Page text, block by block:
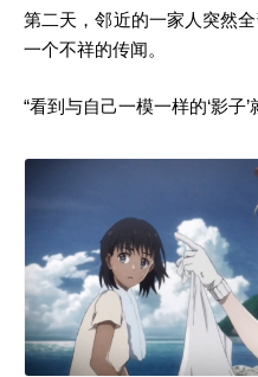
第二天，邻近的一家人突然
一个不祥的传闻。
“看到与自己一模一样的‘影子